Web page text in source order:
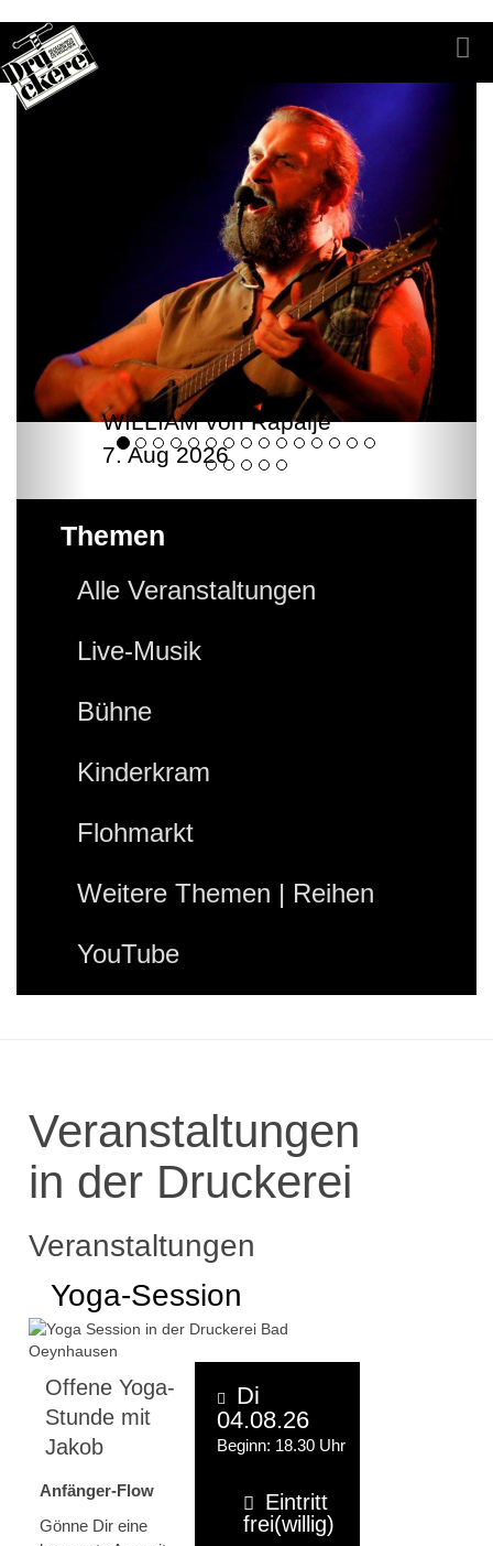
WILLIAM von Rapalje
7. Aug 2026
Themen
Alle Veranstaltungen
Live-Musik
Bühne
Kinderkram
Flohmarkt
Weitere Themen | Reihen
YouTube
Veranstaltungen
in der Druckerei
Veranstaltungen
Yoga-Session
Offene Yoga-
Stunde mit
Jakob
Anfänger-Flow
Gönne Dir eine
Di
04.08.26
Beginn: 18.30 Uhr
Eintritt
frei(willig)